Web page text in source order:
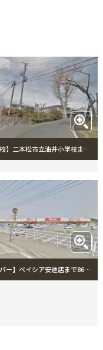
【小学校】二本松市立油井小学校まで1829m
【スーパー】ベイシア安達店まで866m